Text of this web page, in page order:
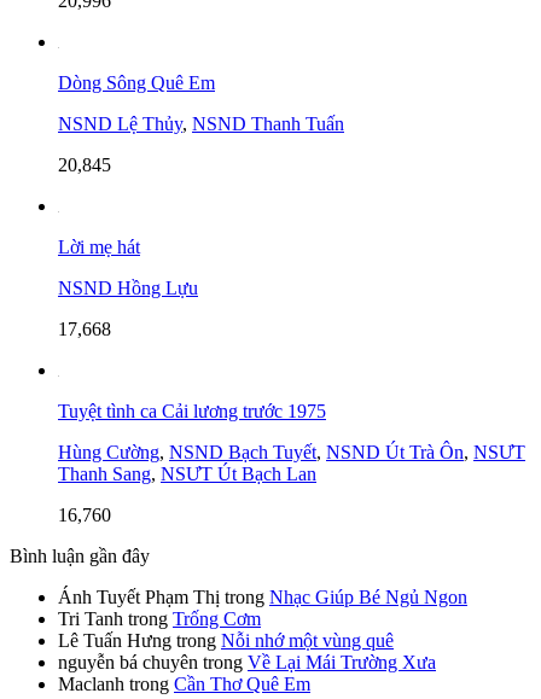
Dòng Sông Quê Em
NSND Lệ Thủy, NSND Thanh Tuấn
20,845
Lời mẹ hát
NSND Hồng Lựu
17,668
Tuyệt tình ca Cải lương trước 1975
Hùng Cường, NSND Bạch Tuyết, NSND Út Trà Ôn, NSƯT
Thanh Sang, NSƯT Út Bạch Lan
16,760
Bình luận gần đây
Ánh Tuyết Phạm Thị trong Nhạc Giúp Bé Ngủ Ngon
Tri Tanh trong Trống Cơm
Lê Tuấn Hưng trong Nỗi nhớ một vùng quê
nguyễn bá chuyên trong Về Lại Mái Trường Xưa
Maclanh trong Cần Thơ Quê Em